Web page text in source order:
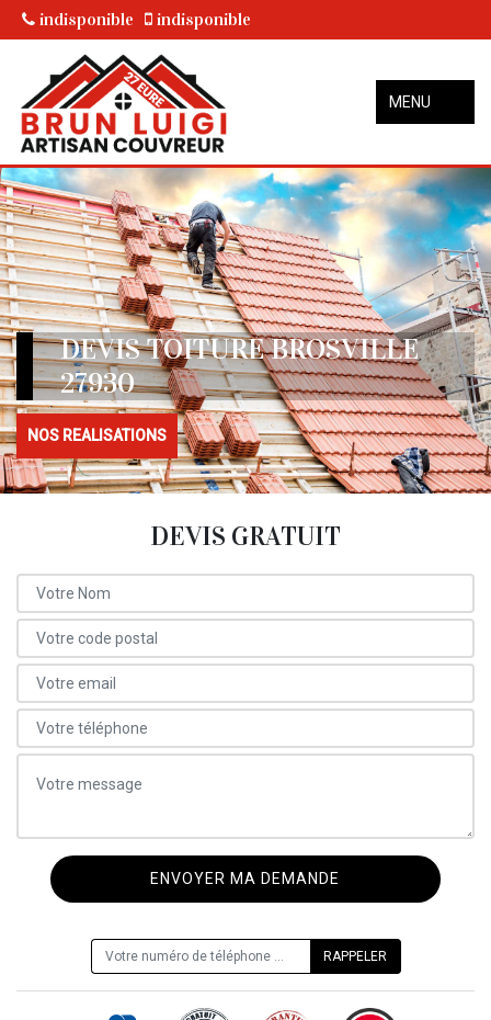
indisponible indisponible
MENU
DEVIS TOITURE BROSVILLE
27930
NOS REALISATIONS
DEVIS GRATUIT